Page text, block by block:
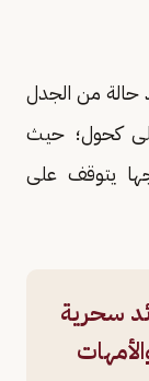
حالة من الجدل
كحول؛ حيث
يتوقف على
سحرية